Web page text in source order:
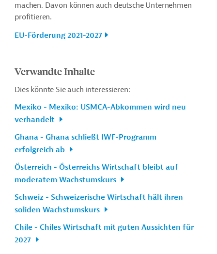
machen. Davon können auch deutsche Unternehmen
profitieren.
EU-Förderung 2021-2027
Verwandte Inhalte
Dies könnte Sie auch interessieren:
Mexiko - Mexiko: USMCA-Abkommen wird neu
verhandelt
Ghana - Ghana schließt IWF-Programm
erfolgreich ab
Österreich - Österreichs Wirtschaft bleibt auf
moderatem Wachstumskurs
Schweiz - Schweizerische Wirtschaft hält ihren
soliden Wachstumskurs
Chile - Chiles Wirtschaft mit guten Aussichten für
2027